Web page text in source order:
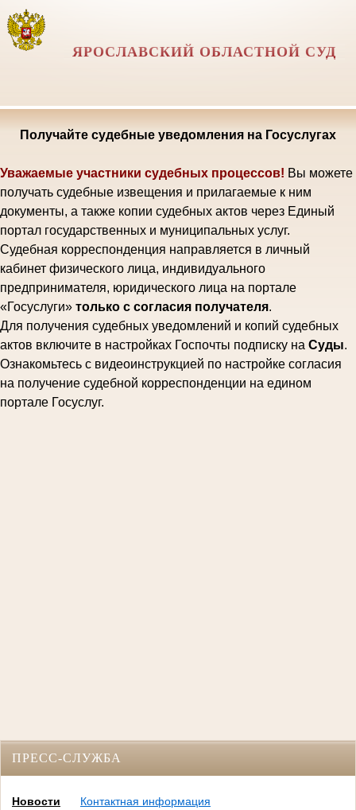
ЯРОСЛАВСКИЙ ОБЛАСТНОЙ СУД
Получайте судебные уведомления на Госуслугах
Уважаемые участники судебных процессов! Вы можете
получать судебные извещения и прилагаемые к ним
документы, а также копии судебных актов через Единый
портал государственных и муниципальных услуг.
Судебная корреспонденция направляется в личный
кабинет физического лица, индивидуального
предпринимателя, юридического лица на портале
«Госуслуги» только с согласия получателя.
Для получения судебных уведомлений и копий судебных
актов включите в настройках Госпочты подписку на Суды.
Ознакомьтесь с видеоинструкцией по настройке согласия
на получение судебной корреспонденции на едином
портале Госуслуг.
ПРЕСС-СЛУЖБА
Новости
Контактная информация